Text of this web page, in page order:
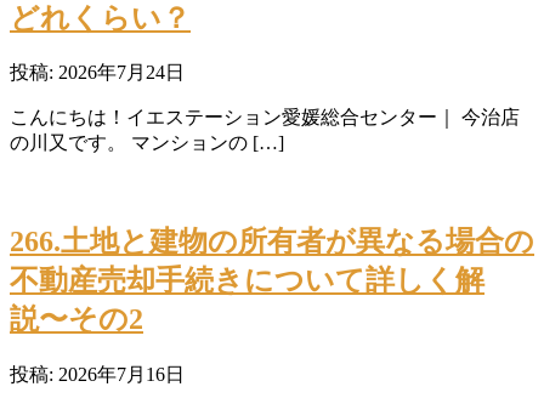
どれくらい？
投稿: 2026年7月24日
こんにちは！イエステーション愛媛総合センター｜ 今治店
の川又です。 マンションの […]
266.土地と建物の所有者が異なる場合の
不動産売却手続きについて詳しく解
説〜その2
投稿: 2026年7月16日